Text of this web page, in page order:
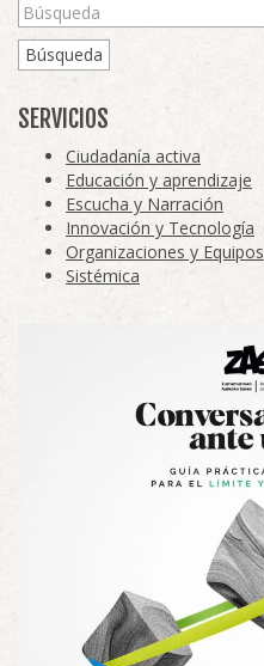
Búsqueda
SERVICIOS
Ciudadanía activa
Educación y aprendizaje
Escucha y Narración
Innovación y Tecnología
Organizaciones y Equipos
Sistémica